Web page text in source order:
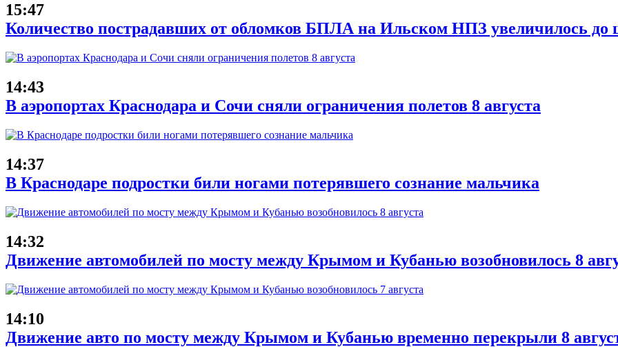
15:47
Количество пострадавших от обломков БПЛА на Ильском НПЗ увеличилось до
14:43
В аэропортах Краснодара и Сочи сняли ограничения полетов 8 августа
14:37
В Краснодаре подростки били ногами потерявшего сознание мальчика
14:32
Движение автомобилей по мосту между Крымом и Кубанью возобновилось 8
14:10
Движение авто по мосту между Крымом и Кубанью временно перекрыли 8